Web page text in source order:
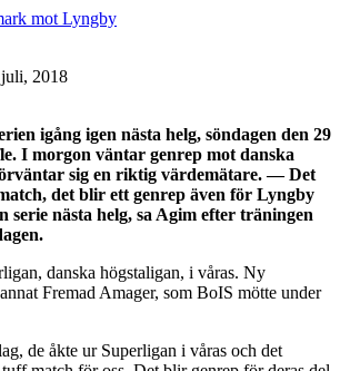
mot Lyngby
2018
igång igen nästa helg, söndagen den 29
I morgon väntar genrep mot danska
sig en riktig värdemätare. — Det
det blir ett genrep även för Lyngby
serie nästa helg, sa Agim efter träningen
danska högstaligan, i våras. Ny
Fremad Amager, som BoIS mötte under
de åkte ur Superligan i våras och det